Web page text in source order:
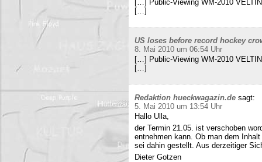
[…] Public-Viewing WM-2010
[…]
US loses before record hockey
8. Mai 2010 um 06:54 Uhr
[…] Public-Viewing WM-2010
[…]
Redaktion hueckwagazin.de sagt:
5. Mai 2010 um 13:54 Uhr
Hallo Ulla,
der Termin 21.05. ist verschoben
entnehmen kann. Ob man dem
sei dahin gestellt. Aus derzeitiger
Dieter Gotzen